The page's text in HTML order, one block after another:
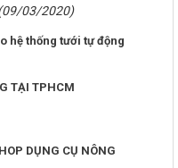
03/2020)
hệ thống tưới tự động
TẠI TPHCM
DỤNG CỤ NÔNG